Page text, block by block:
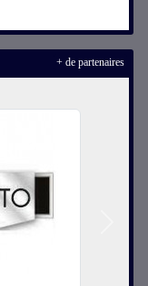
+ de partenaires